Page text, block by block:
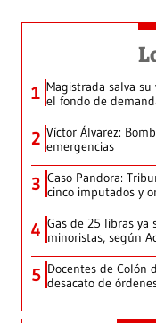
1 Magistrada salva
el fondo de
2 Víctor Álvarez:
emergencias
3 Caso Pandora:
cinco imputados y
4 Gas de 25 libras ya
minoristas, según
5 Docentes de Colón
desacato de